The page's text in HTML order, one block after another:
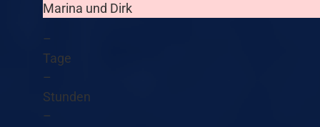
Marina und Dirk
–
Tage
–
Stunden
–